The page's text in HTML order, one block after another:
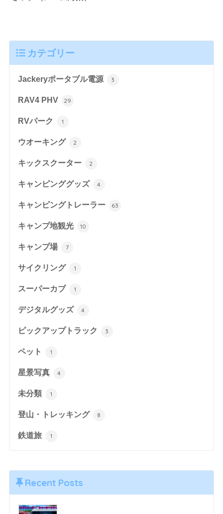
カテゴリー
Jackeryポータブル電源 3
RAV4 PHV 29
RVパーク 1
ウオーキング 2
キックスクーター 2
キャンピンググッズ 4
キャンピングトレーラー 63
キャンプ地観光 10
キャンプ場 7
サイクリング 1
スーパーカブ 1
デジタルグッズ 4
ピックアップトラック 3
ペット 1
星景写真 4
未分類 1
登山・トレッキング 8
鉄道旅 1
Recent Posts